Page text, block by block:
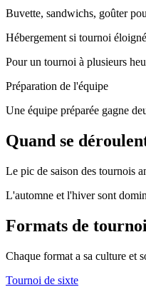
Buvette, sandwichs, goûter
Hébergement si tournoi éloigné
Pour un tournoi à plusieurs
Préparation de l'équipe
Une équipe préparée gagne
Quand se
Le pic de saison des tournois
L'automne et l'hiver sont
Formats de
Chaque format a sa culture et
Tournoi de sixte